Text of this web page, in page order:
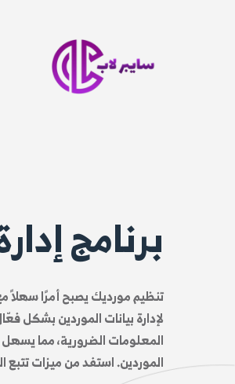
برنامج
تنظيم مورديك يصبح أمرًا سهلاً
لإدارة بيانات الموردين بشكل
المعلومات الضرورية، مما يسهل
الموردين. استفد من ميزات تتبع